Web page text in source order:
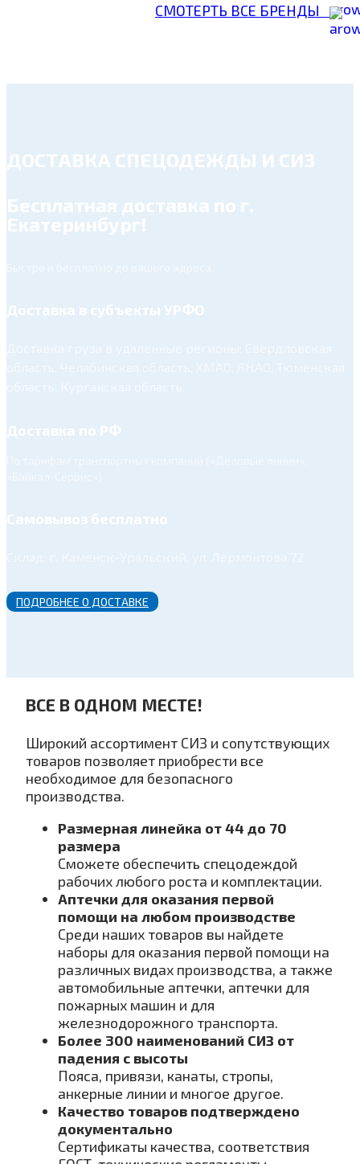
СМОТЕРТЬ ВСЕ БРЕНДЫ
ДОСТАВКА СПЕЦОДЕЖДЫ И СИЗ
Бесплатная доставка по г.
Екатеринбург!
Доставка в субъекты УРФО
Доставка по РФ
Самовывоз бесплатно
ПОДРОБНЕЕ О ДОСТАВКЕ
ВСЕ В ОДНОМ МЕСТЕ!
Широкий ассортимент СИЗ и сопутствующих
товаров позволяет приобрести все
необходимое для безопасного
производства.
Размерная линейка от 44 до 70
размера
Сможете обеспечить спецодеждой
рабочих любого роста и комплектации.
Аптечки для оказания первой
помощи на любом производстве
Среди наших товаров вы найдете
наборы для оказания первой помощи на
различных видах производства, а также
автомобильные аптечки, аптечки для
пожарных машин и для
железнодорожного транспорта.
Более 300 наименований СИЗ от
падения с высоты
Пояса, привязи, канаты, стропы,
анкерные линии и многое другое.
Качество товаров подтверждено
документально
Сертификаты качества, соответствия